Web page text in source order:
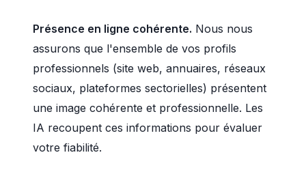
Présence en ligne cohérente. Nous nous
assurons que l'ensemble de vos profils
professionnels (site web, annuaires, réseaux
sociaux, plateformes sectorielles) présentent
une image cohérente et professionnelle. Les
IA recoupent ces informations pour évaluer
votre fiabilité.